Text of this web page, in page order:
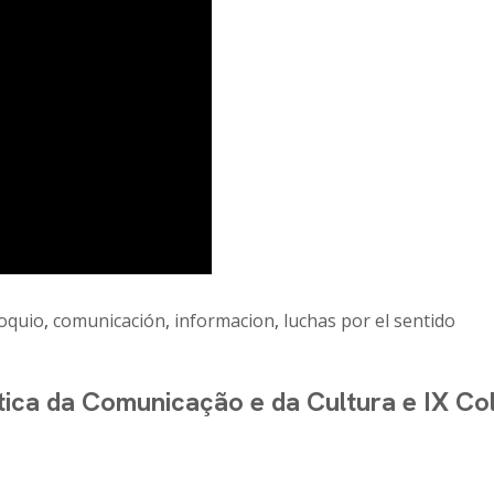
, comunicación, informacion, luchas por el sentido
da Comunicação e da Cultura e IX